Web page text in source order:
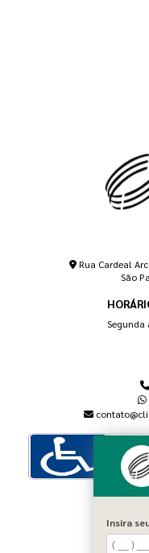
Rua Cardeal
São
Segunda
Insira